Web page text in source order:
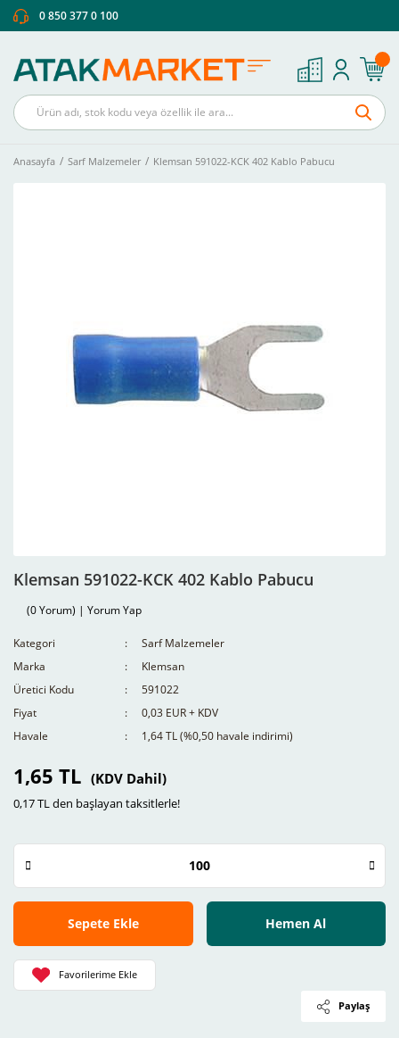
0 850 377 0 100
Anasayfa Sarf Malzemeler Klemsan 591022-KCK 402 Kablo Pabucu
Klemsan 591022-KCK 402 Kablo Pabucu
(0 Yorum) | Yorum Yap
Kategori
Sarf Malzemeler
Marka
Klemsan
Üretici Kodu
591022
Fiyat
0,03 EUR + KDV
Havale
1,64 TL (%0,50 havale indirimi)
1,65 TL (KDV Dahil)
0,17 TL den başlayan taksitlerle!
Sepete Ekle Hemen Al
Paylaş